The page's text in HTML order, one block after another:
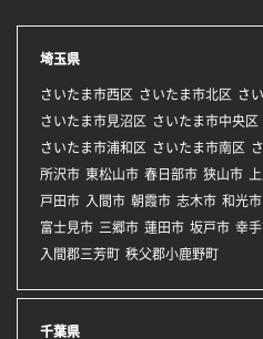
埼玉県
さいたま市西区 さいたま市北区
さ
さいたま市見沼区
さいたま市中央区
さいたま市浦和区
さいたま市南区
所沢市 東松山市 春日部市 狭山市
戸田市 入間市 朝霞市 志木市 和光市
富士見市 三郷市 蓮田市 坂戸市 幸
入間郡三芳町 秩父郡小鹿野町
千葉県